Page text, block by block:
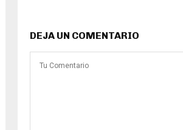
DEJA UN COMENTARIO